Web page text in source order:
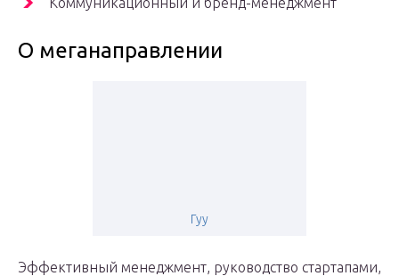
О меганаправлении
Гуу
Эффективный менеджмент, руководство стартапами,